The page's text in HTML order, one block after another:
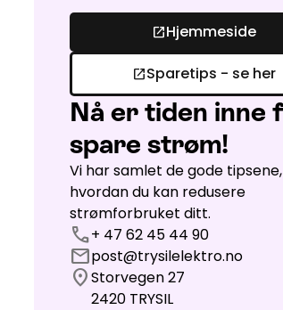
open_in_newHjemmeside
open_in_newSparetips - se her
Nå er tiden inne
spare strøm!
Vi har samlet de gode
hvordan du kan redusere
strømforbruket ditt.
call+ 47 62 45 44 90
mailpost@trysilelektro.no
location_onStorvegen 27
2420 TRYSIL